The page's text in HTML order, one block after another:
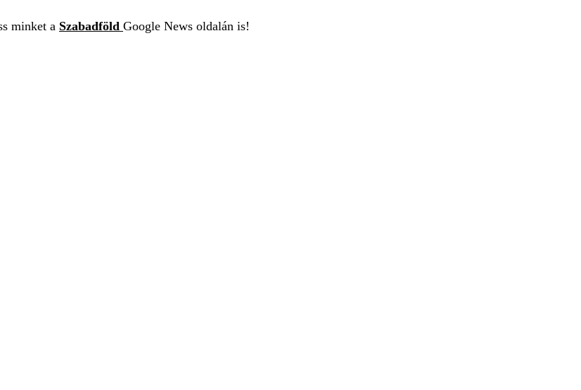
minket a Szabadföld Google News oldalán is!